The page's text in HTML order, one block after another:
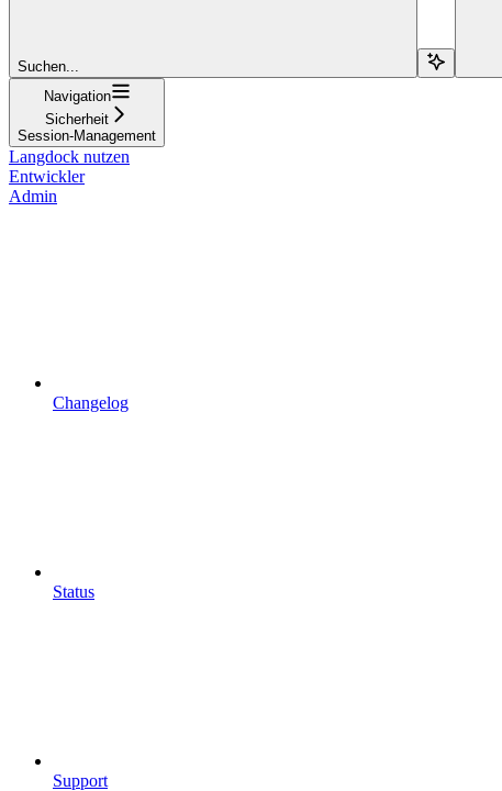
Suchen...
Navigation
Sicherheit
Session-Management
Langdock nutzen
Entwickler
Admin
Changelog
Status
Support